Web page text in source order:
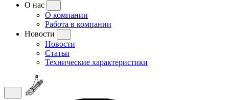
О нас
О компании
Работа в компании
Новости
Новости
Статьи
Технические характеристики